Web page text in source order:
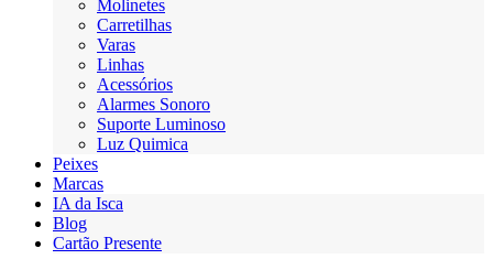
Molinetes
Carretilhas
Varas
Linhas
Acessórios
Alarmes Sonoro
Suporte Luminoso
Luz Quimica
Peixes
Marcas
IA da Isca
Blog
Cartão Presente